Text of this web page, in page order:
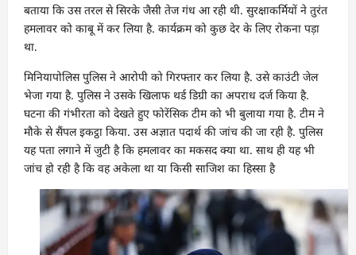
बताया कि उस तरल से सिरके जैसी तेज गंध आ रही थी. सुरक्षाकर्मियों ने तुरंत
हमलावर को काबू में कर लिया है. कार्यक्रम को कुछ देर के लिए रोकना पड़ा
था.
मिनियापोलिस पुलिस ने आरोपी को गिरफ्तार कर लिया है. उसे काउंटी जेल
भेजा गया है. पुलिस ने उसके खिलाफ थर्ड डिग्री का अपराध दर्ज किया है.
घटना की गंभीरता को देखते हुए फोरेंसिक टीम को भी बुलाया गया है. टीम ने
मौके से सैंपल इकट्ठा किया. उस अज्ञात पदार्थ की जांच की जा रही है. पुलिस
यह पता लगाने में जुटी है कि हमलावर का मकसद क्या था. साथ ही यह भी
जांच हो रही है कि वह अकेला था या किसी साजिश का हिस्सा है